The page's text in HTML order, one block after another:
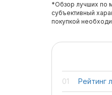
*Обзор лучших по
субъективный
покупкой
Рейтинг